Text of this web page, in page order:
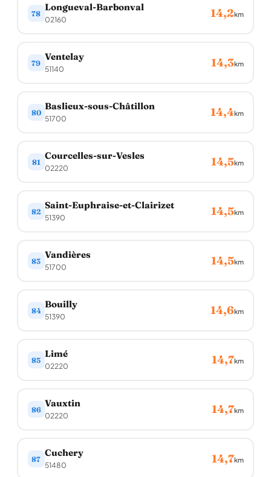
78
Longueval-Barbonval
02160 14,2km
79
Ventelay
51140 14,3km
80
Baslieux-sous-Châtillon
51700 14,4km
81
Courcelles-sur-Vesles
02220 14,5km
82
Saint-Euphraise-et-Clairizet
51390 14,5km
83
Vandières
51700 14,5km
84
Bouilly
51390 14,6km
85
Limé
02220 14,7km
86
Vauxtin
02220 14,7km
87
Cuchery
51480 14,7km